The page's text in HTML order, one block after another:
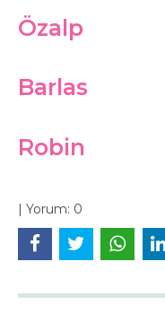
Özalp
Barlas
Robin
| Yorum: 0